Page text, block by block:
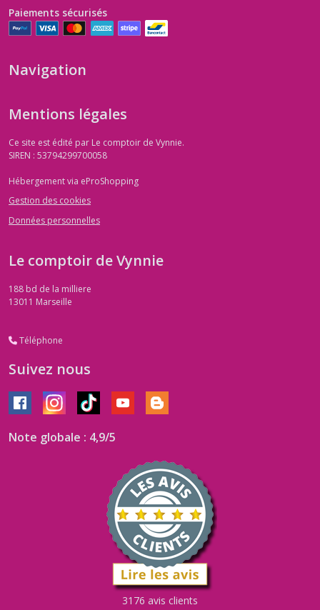
Paiements sécurisés
Navigation
Mentions légales
Ce site est édité par Le comptoir de Vynnie.
SIREN : 53794299700058
Hébergement via eProShopping
Gestion des cookies
Données personnelles
Le comptoir de Vynnie
188 bd de la milliere
13011 Marseille
Téléphone
Suivez nous
Note globale : 4,9/5
3176 avis clients